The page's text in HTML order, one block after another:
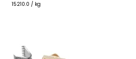
15210.0 / kg